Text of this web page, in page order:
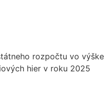
rozpočtu vo výške
hier v roku 2025